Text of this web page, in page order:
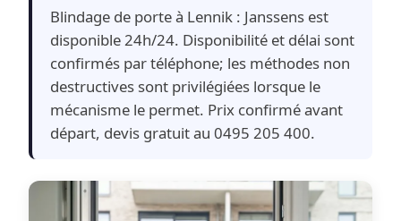
Blindage de porte à Lennik : Janssens est
disponible 24h/24. Disponibilité et délai sont
confirmés par téléphone; les méthodes non
destructives sont privilégiées lorsque le
mécanisme le permet. Prix confirmé avant
départ, devis gratuit au 0495 205 400.